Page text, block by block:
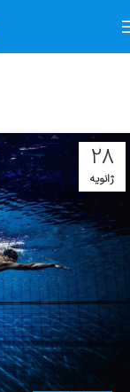
28
ژانویه